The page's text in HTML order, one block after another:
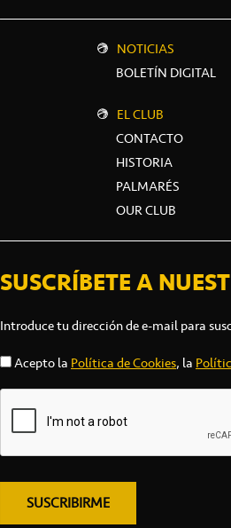
NOTICIAS
BOLETÍN DIGITAL
EL CLUB
CONTACTO
HISTORIA
PALMARÉS
OUR CLUB
SUSCRÍBETE A
Introduce tu dirección de e-mail para
Acepto la Política de Cookies, la